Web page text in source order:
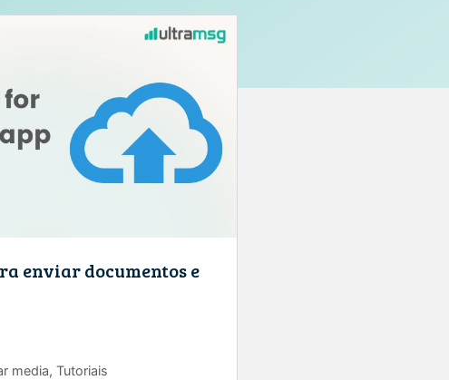
enviar documentos e
media,Tutoriais